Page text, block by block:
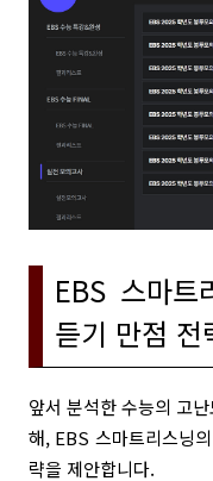
EBS 스마
듣기 만점 전
앞서 분석한 수능의 고
해, EBS 스마트리스닝
략을 제안합니다.